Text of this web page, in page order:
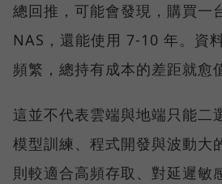
總回推，可能會發現，購買一
NAS，還能使用 7-10 年。資
頻繁，總持有成本的差距就愈
這並不代表雲端與地端只能二
模型訓練、程式開發與波動大
則較適合高頻存取、對延遲敏